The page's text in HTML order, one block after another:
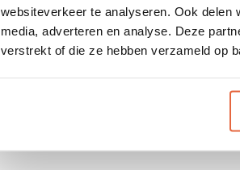
websiteverkeer te analyseren. Ook
media, adverteren en analyse. Deze
verstrekt of die ze hebben verzameld op